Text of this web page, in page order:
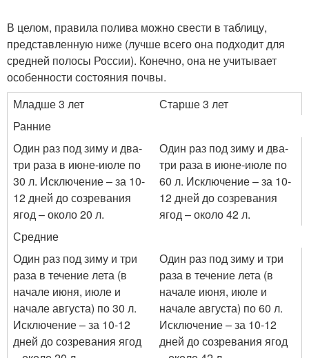
В целом, правила полива можно свести в таблицу,
представленную ниже (лучше всего она подходит для
средней полосы России). Конечно, она не учитывает
особенности состояния почвы.
Младше 3 лет
Старше 3 лет
Ранние
Один раз под зиму и два-
три раза в июне-июле по
30 л. Исключение – за 10-
12 дней до созревания
ягод – около 20 л.
Один раз под зиму и два-
три раза в июне-июле по
60 л. Исключение – за 10-
12 дней до созревания
ягод – около 42 л.
Средние
Один раз под зиму и три
раза в течение лета (в
начале июня, июле и
начале августа) по 30 л.
Исключение – за 10-12
дней до созревания ягод
Один раз под зиму и три
раза в течение лета (в
начале июня, июле и
начале августа) по 60 л.
Исключение – за 10-12
дней до созревания ягод